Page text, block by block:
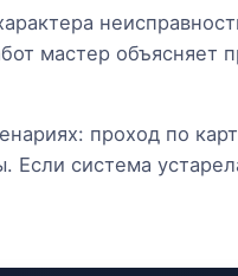
мастер объясняет
проход по
Если система